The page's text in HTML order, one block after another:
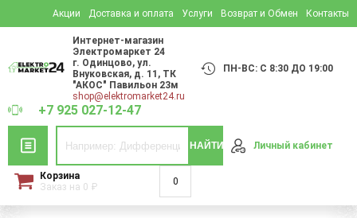
Акции Доставка и оплата Услуги Возврат и Обмен Контакты
Интернет-магазин
Электромаркет 24
г. Одинцово,ул.
Внуковская, д. 11 , ТК
"АКОС" Павильон 23м
shop@elektromarket24.ru
ПН-ВС: С 8:30 ДО 19:00
+7 925 027-12-47
НАЙТИ Личный кабинет
Корзина
Заказ на 0 ₽ 0